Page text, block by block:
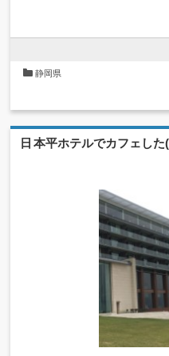
静岡県
日本平ホテルでカフェし